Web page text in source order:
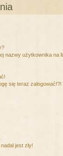
nazwy użytkownika na
się teraz zalogować!?!
jest zły!